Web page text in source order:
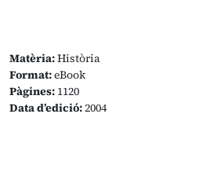
Matèria:Història
Format:eBook
Pàgines: 1120
Data d’edició:2004